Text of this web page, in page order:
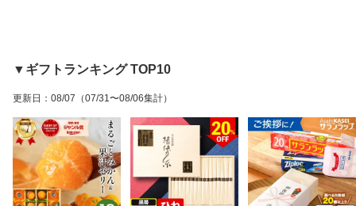
▼ギフトランキング TOP10
更新日 ： 08/07 （07/31〜08/06集計）